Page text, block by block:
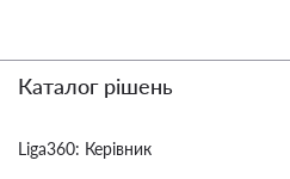
Каталог рішень
Liga360: Керівник